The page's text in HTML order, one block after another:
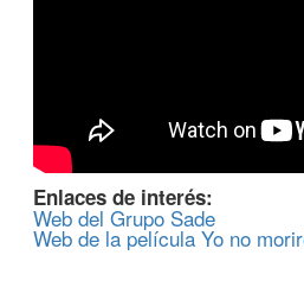
Enlaces de interés:
Web del Grupo Sade
Web de la película Yo no